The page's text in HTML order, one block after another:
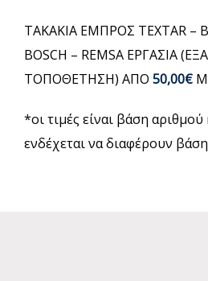
ΤΑΚΑΚΙΑ ΕΜΠΡΟΣ TEXTAR –
BOSCH – REMSA ΕΡΓΑΣΙΑ
ΤΟΠΟΘΕΤΗΣΗ) ΑΠΟ 50,00€
*οι τιμές είναι βάση αριθμού
ενδέχεται να διαφέρουν